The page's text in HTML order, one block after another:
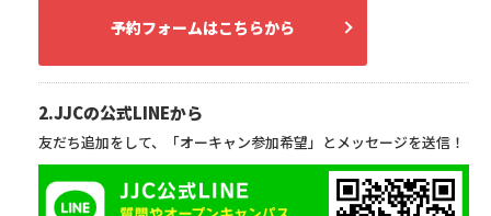
予約フォームはこちらから
2.JJCの公式LINEから
友だち追加をして、「オーキャン参加希望」とメッセージを送信！